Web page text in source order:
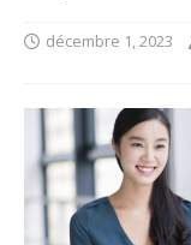
décembre 1, 2023